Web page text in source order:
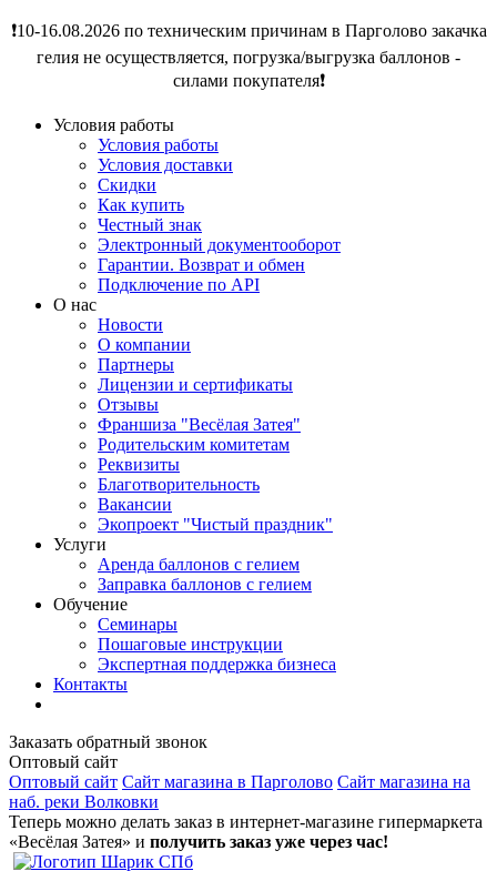
❗️10-16.08.2026 по техническим причинам в Парголово закачка
гелия не осуществляется, погрузка/выгрузка баллонов -
силами покупателя❗️
Условия работы
Условия работы
Условия доставки
Скидки
Как купить
Честный знак
Электронный документооборот
Гарантии. Возврат и обмен
Подключение по API
О нас
Новости
О компании
Партнеры
Лицензии и сертификаты
Отзывы
Франшиза "Весёлая Затея"
Родительским комитетам
Реквизиты
Благотворительность
Вакансии
Экопроект "Чистый праздник"
Услуги
Аренда баллонов с гелием
Заправка баллонов с гелием
Обучение
Семинары
Пошаговые инструкции
Экспертная поддержка бизнеса
Контакты
Заказать обратный звонок
Оптовый сайт
Оптовый сайт Сайт магазина в Парголово Сайт магазина на
наб. реки Волковки
Теперь можно делать заказ в интернет-магазине гипермаркета
«Весёлая Затея» и получить заказ уже через час!